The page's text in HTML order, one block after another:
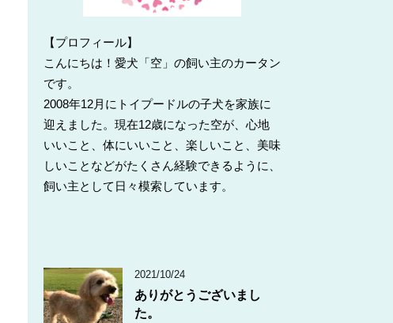
【プロフィール】
こんにちは！愛犬「空」の飼い主のカータン
です。
2008年12月にトイプードルの子犬を家族に
迎えました。現在12歳になった空が、心地
いいこと、体にいいこと、楽しいこと、美味
しいことなどがたくさん経験できるように、
飼い主として日々模索しています。
2021/10/24
ありがとうございまし
た。